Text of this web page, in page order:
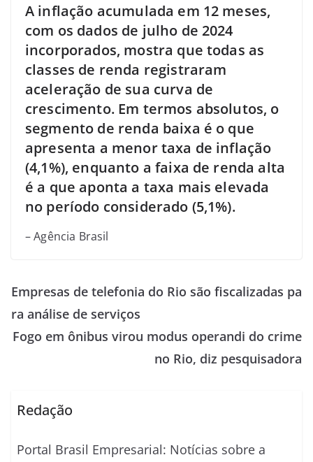
A inflação acumulada em 12 meses,
com os dados de julho de 2024
incorporados, mostra que todas as
classes de renda registraram
aceleração de sua curva de
crescimento. Em termos absolutos, o
segmento de renda baixa é o que
apresenta a menor taxa de inflação
(4,1%), enquanto a faixa de renda alta
é a que aponta a taxa mais elevada
no período considerado (5,1%).
– Agência Brasil
Empresas de telefonia do Rio são fiscalizadas pa
ra análise de serviços
Fogo em ônibus virou modus operandi do crime
no Rio, diz pesquisadora
Redação
Portal Brasil Empresarial: Notícias sobre a